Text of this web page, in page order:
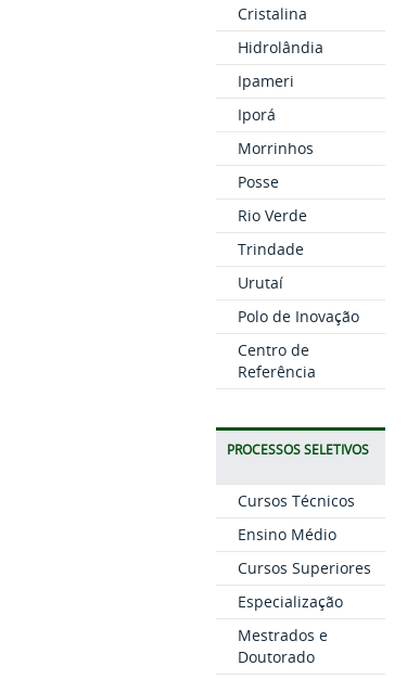
Cristalina
Hidrolândia
Ipameri
Iporá
Morrinhos
Posse
Rio Verde
Trindade
Urutaí
Polo de Inovação
Centro de
Referência
PROCESSOS SELETIVOS
Cursos Técnicos
Ensino Médio
Cursos Superiores
Especialização
Mestrados e
Doutorado